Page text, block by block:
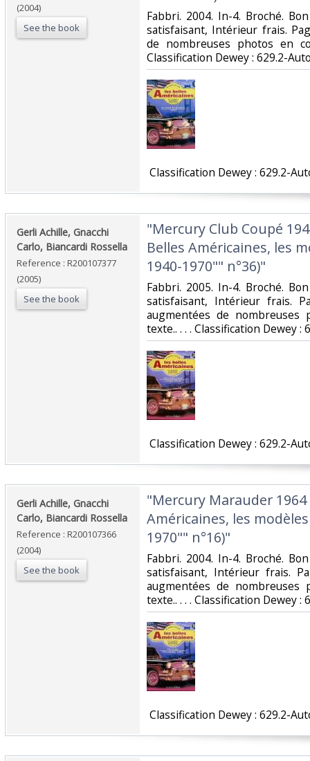
(2004)
See the book
‎Fabbri. 2004. In-4. Broché.
satisfaisant, Intérieur frais.
de nombreuses photos en
Classification Dewey : 629.2-
Classification Dewey : 629.2-
‎Gerli Achille, Gnacchi
Carlo, Biancardi Rossella‎
Reference : R200107377
(2005)
See the book
‎"Mercury Club Coupé
Belles Américaines, les
1940-1970"" n°36)"‎
‎Fabbri. 2005. In-4. Broché.
satisfaisant, Intérieur frais.
augmentées de nombreuses
texte.. . . . Classification Dewey :
Classification Dewey : 629.2-
‎Gerli Achille, Gnacchi
Carlo, Biancardi Rossella‎
Reference : R200107366
(2004)
See the book
‎"Mercury Marauder
Américaines, les
1970"" n°16)"‎
‎Fabbri. 2004. In-4. Broché.
satisfaisant, Intérieur frais.
augmentées de nombreuses
texte.. . . . Classification Dewey :
Classification Dewey : 629.2-